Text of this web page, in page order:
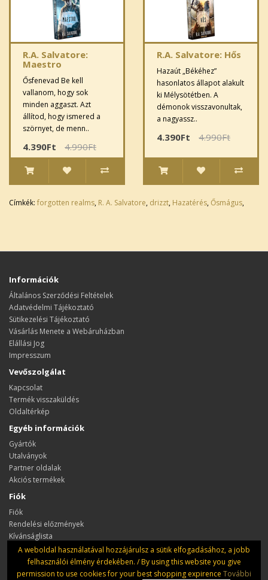
R.A. Salvatore:
Maestro
Ősfenevad Be kell
vallanom, hogy sok
minden aggaszt. Azt
állítod, hogy ismered a
szörnyet, de menn..
4.390Ft 4.990Ft
R.A. Salvatore: Hős
Hazaút „Békéhez”
hasonlatos állapot alakult
ki Mélysötétben. A
démonok visszavonultak,
a nagyassz..
4.390Ft 4.990Ft
Címkék: forgotten realms, R. A. Salvatore, drizzt, Hazatérés,Ősmágus,
A weboldal használatával hozzájárulsz a sütik elfogadásához, a jobb
felhasználói élmény érdekében. / By using this website you give
permission to use cookies for your best shopping expirence További
Információk
Általános Szerződési Feltételek
Adatvédelmi Tájékoztató
Sütikezelési Tájékoztató
Vásárlás Menete a Webáruházban
Elállási Jog
Impresszum
Vevőszolgálat
Kapcsolat
Termék visszaküldés
Oldaltérkép
Egyéb információk
Gyártók
Utalványok
Partner oldalak
Akciós termékek
Fiók
Fiók
Rendelési előzmények
Kívánságlista
Hírlevél